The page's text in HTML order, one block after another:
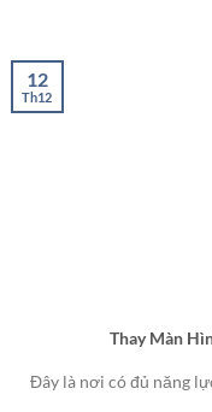
Thay Màn
Đây là nơi có đủ năng
12
Th12